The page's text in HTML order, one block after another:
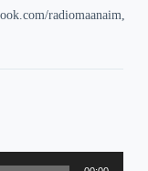
radiomaanaim,